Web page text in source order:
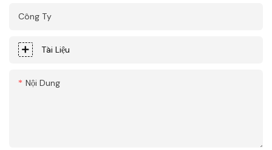
Công Ty
Tài Liệu
Nội Dung